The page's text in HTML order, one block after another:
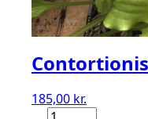
185,00 kr.